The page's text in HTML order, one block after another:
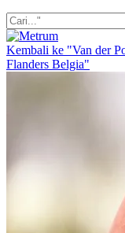
Kembali ke "Van der
Flanders Belgia"